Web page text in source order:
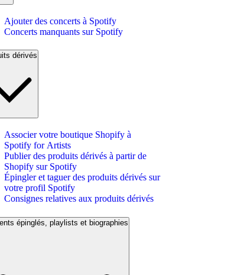
Ajouter des concerts à Spotify
Concerts manquants sur Spotify
dérivés
Associer votre boutique Shopify à
Spotify for Artists
Publier des produits dérivés à partir de
Shopify sur Spotify
Épingler et taguer des produits dérivés sur
votre profil Spotify
Consignes relatives aux produits dérivés
épinglés, playlists et biographies